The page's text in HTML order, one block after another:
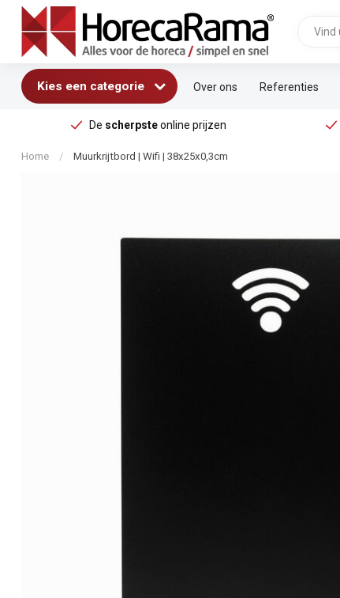
Kies een categorie Over ons Referenties
De scherpsteonline prijzen
Home / Muurkrijtbord | Wifi | 38x25x0,3cm